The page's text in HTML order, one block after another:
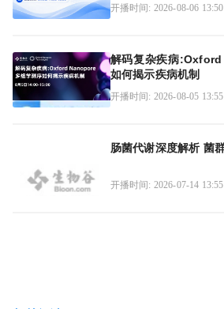
开播时间: 2026-08-06 13:50
解码复杂疾病
如何揭示疾病机制
开播时间: 2026-08-05 13:55
肠菌代谢深度解析 菌
开播时间: 2026-07-14 13:55